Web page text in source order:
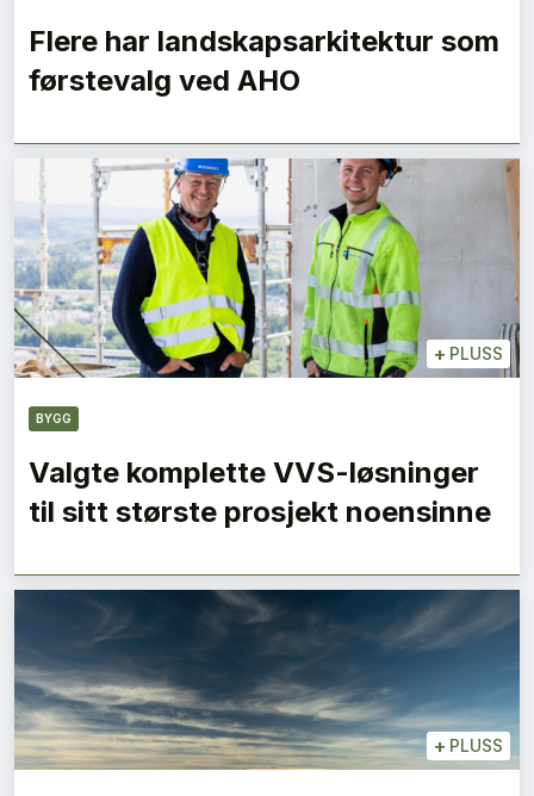
Flere har landskapsarkitektur som
førstevalg ved AHO
+ PLUSS
BYGG
Valgte komplette VVS-løsninger
til sitt største prosjekt noensinne
+ PLUSS